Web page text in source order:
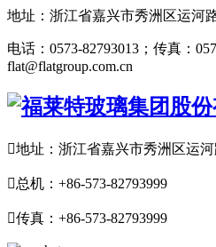
地址：浙江省嘉兴市秀洲区运河
电话：0573-82793013；传真：
flat@flatgroup.com.cn
地址：浙江省嘉兴市秀洲区运河
总机：+86-573-82793999
传真：+86-573-82793999